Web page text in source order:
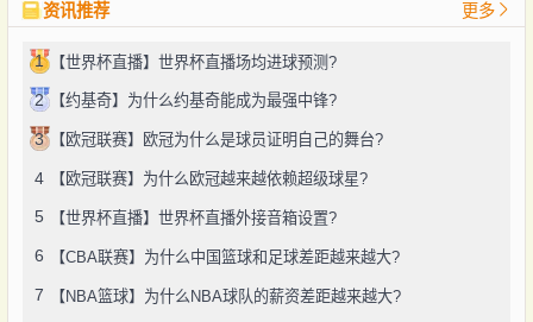
资讯推荐 更多
1 【世界杯直播】世界杯直播场均进球预测?
2 【约基奇】为什么约基奇能成为最强中锋?
3 【欧冠联赛】欧冠为什么是球员证明自己的舞台?
4 【欧冠联赛】为什么欧冠越来越依赖超级球星?
5 【世界杯直播】世界杯直播外接音箱设置?
6 【CBA联赛】为什么中国篮球和足球差距越来越大?
7 【NBA篮球】为什么NBA球队的薪资差距越来越大?